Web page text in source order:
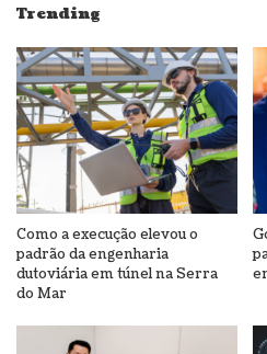
Trending
Como a execução elevou o
padrão da engenharia
dutoviária em túnel na Serra
do Mar